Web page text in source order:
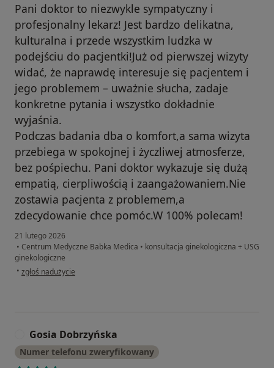
Pani doktor to niezwykle sympatyczny i
profesjonalny lekarz! Jest bardzo delikatna,
kulturalna i przede wszystkim ludzka w
podejściu do pacjentki!Już od pierwszej wizyty
widać, że naprawdę interesuje się pacjentem i
jego problemem – uważnie słucha, zadaje
konkretne pytania i wszystko dokładnie
wyjaśnia.
Podczas badania dba o komfort,a sama wizyta
przebiega w spokojnej i życzliwej atmosferze,
bez pośpiechu. Pani doktor wykazuje się dużą
empatią, cierpliwością i zaangażowaniem.Nie
zostawia pacjenta z problemem,a
zdecydowanie chce pomóc.W 100% polecam!
21 lutego 2026
• Centrum Medyczne Babka Medica • konsultacja ginekologiczna + USG
ginekologiczne
• w opinii użytkownika julia
zgłoś nadużycie
Gosia Dobrzyńska
Numer telefonu zweryfikowany